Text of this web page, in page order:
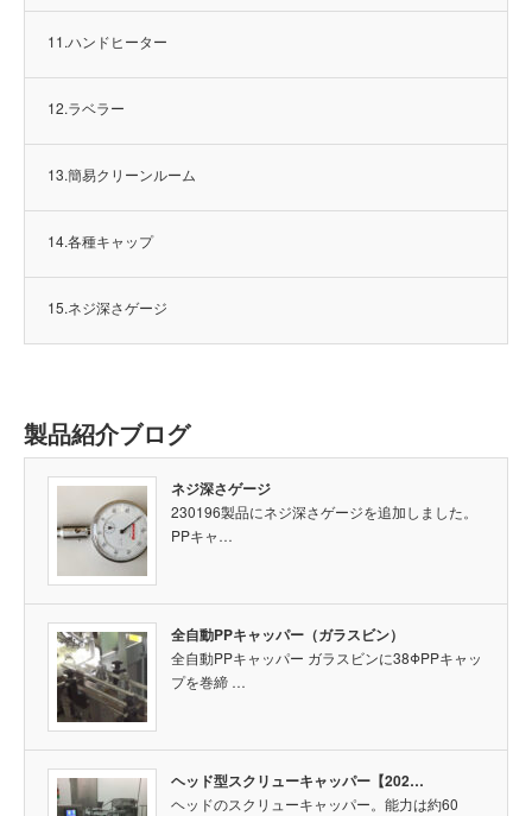
11.ハンドヒーター
12.ラベラー
13.簡易クリーンルーム
14.各種キャップ
15.ネジ深さゲージ
製品紹介ブログ
ネジ深さゲージ
230196製品にネジ深さゲージを追加しました。
PPキャ…
全自動PPキャッパー（ガラスビン）
全自動PPキャッパー ガラスビンに38ΦPPキャッ
プを巻締 …
ヘッド型スクリューキャッパー【202…
ヘッドのスクリューキャッパー。能力は約60